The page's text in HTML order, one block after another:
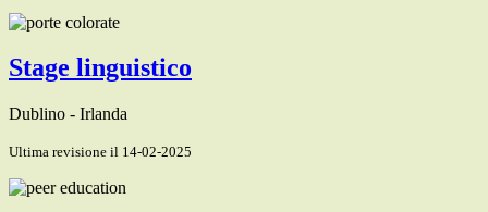
Stage linguistico
Dublino - Irlanda
Ultima revisione il 14-02-2025